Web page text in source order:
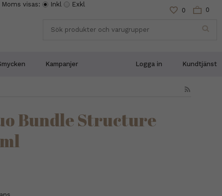
0 0
Moms visas: Inkl Exkl
Kampanjer Logga in Kundtjänst
Bundle Structure